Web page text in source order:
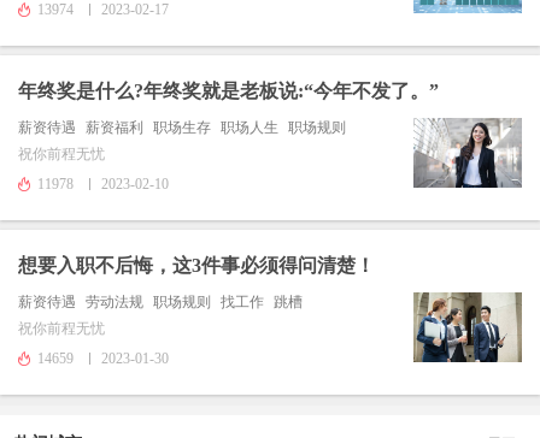
13974
2023-02-17
年终奖是什么?年终奖就是老板说:“今年不发了。”
薪资待遇 薪资福利 职场生存 职场人生
职场规则
祝你前程无忧
11978
2023-02-10
想要入职不后悔，这3件事必须得问清楚！
薪资待遇 劳动法规 职场规则 找工作 跳槽
祝你前程无忧
14659
2023-01-30